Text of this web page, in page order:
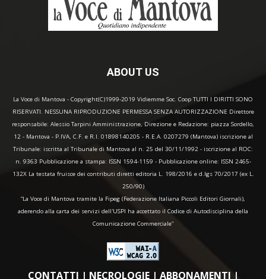
ABOUT US
La Voce di Mantova - Copyright(C)1999-2019 Vidiemme Soc. Coop TUTTI I DIRITTI SONO
RISERVATI. NESSUNA RIPRODUZIONE PERMESSA SENZA AUTORIZZAZIONE Direttore
responsabile: Alessio Tarpini Amministrazione, Direzione e Redazione: piazza Sordello,
12 - Mantova - P.IVA, C.F. e R.I. 01898140205 - R.E.A. 0207279 (Mantova) iscrizione al
Tribunale: iscritta al Tribunale di Mantova al n. 25 del 30/11/1992 - iscrizione al ROC:
n. 9363 Pubblicazione a stampa: ISSN 1594-1159 - Pubblicazione online: ISSN 2465-
132X La testata fruisce dei contributi diretti editoria L. 198/2016 e d.lgs 70/2017 (ex L.
250/90)
“La Voce di Mantova tramite la Fipeg (Federazione Italiana Piccoli Editori Giornali),
aderendo alla carta dei servizi dell'USPI ha accettato il Codice di Autodisciplina della
Comunicazione Commerciale"
CONTATTI | NECROLOGIE| ABBONAMENTI |